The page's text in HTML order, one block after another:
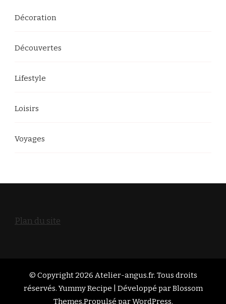
Décoration
Découvertes
Lifestyle
Loisirs
Voyages
Plan du site
© Copyright 2026 Atelier-angus.fr. Tous droits
réservés. Yummy Recipe | Développé parBlossom
Themes.Propulsé parWordPress.